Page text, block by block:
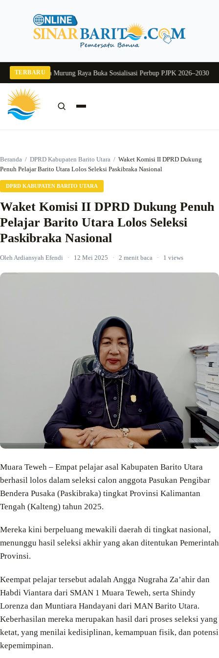
TERBARU
Pj Sekda Murung Raya Buka Sosialisasi Perbup PJPK 2026–2030Dukung
Beranda / DPRD Kabupaten Barito Utara / Waket Komisi II DPRD Dukung
Penuh Pelajar Barito Utara Lolos Seleksi Paskibraka Nasional
DPRD KABUPATEN BARITO UTARA
Waket Komisi II DPRD Dukung Penuh
Pelajar Barito Utara Lolos Seleksi
Paskibraka Nasional
Oleh Ardiansyah Efendi · 12 Mei 2025 · 2 menit baca · 1 views
Muara Teweh – Empat pelajar asal Kabupaten Barito Utara
berhasil lolos dalam seleksi calon anggota Pasukan Pengibar
Bendera Pusaka (Paskibraka) tingkat Provinsi Kalimantan
Tengah (Kalteng) tahun 2025.
Mereka kini berpeluang mewakili daerah di tingkat nasional,
menunggu hasil seleksi akhir yang akan ditentukan Pemerintah
Provinsi.
Keempat pelajar tersebut adalah Angga Nugraha Za’ahir dan
Habdi Viantara dari SMAN 1 Muara Teweh, serta Shindy
Lorenza dan Muntiara Handayani dari MAN Barito Utara.
Keberhasilan mereka merupakan hasil dari proses seleksi yang
ketat, yang menilai kedisiplinan, kemampuan fisik, dan potensi
kepemimpinan.